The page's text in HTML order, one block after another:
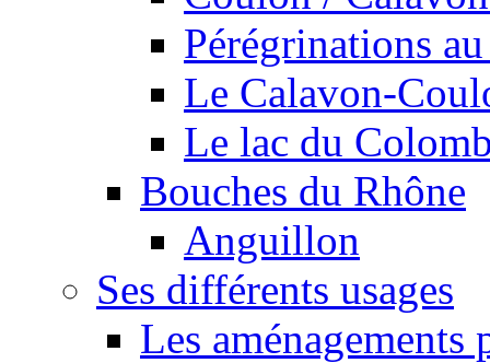
Pérégrinations
Le Calavon-
Le lac du
Bouches du Rhône
Anguillon
Ses différents usages
Les